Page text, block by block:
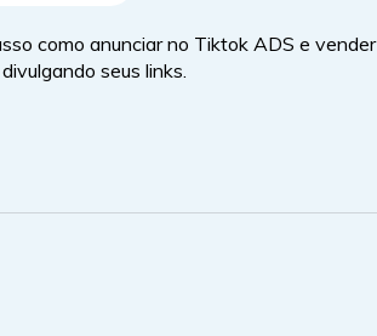
como anunciar no Tiktok ADS e vender
seus links.